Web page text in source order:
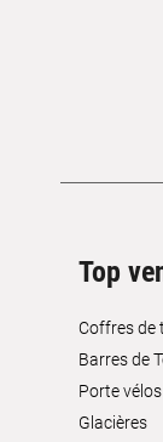
Top
Coffres de
Barres de
Porte vélos
Glacières